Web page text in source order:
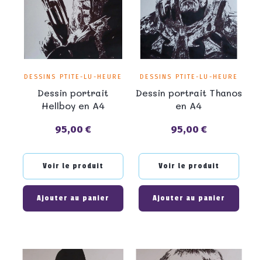
DESSINS PTITE-LU-HEURE
Dessin portrait
Hellboy en A4
Prix
95,00 €
Voir le produit
Ajouter au panier
DESSINS PTITE-LU-HEURE
Dessin portrait Thanos
en A4
Prix
95,00 €
Voir le produit
Ajouter au panier